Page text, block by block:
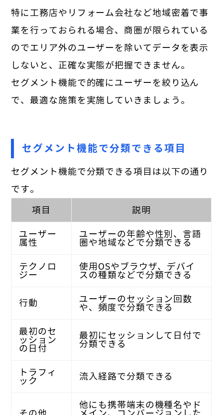
特に工務店やリフォーム会社など地域密着で事
業を行っておられる場合、商圏が限られている
のでエリア外のユーザーを除いてデータを表示
しないと、正確な実態が把握できません。
セグメント機能で的確にユーザーを絞り込ん
で、最適な施策を実施していきましょう。
セグメント機能で分類できる項目
セグメント機能で分類できる項目は以下の通り
です。
項目
説明
ユーザー
属性
ユーザーの年齢や性別、言語
圏や地域などで分類できる
テクノロ
ジー
使用OSやブラウザ、デバイ
スの種類などで分類できる
行動 ユーザーのセッション回数
や、頻度で分類できる
最初のセ
ッション
の日付
最初にセッションして日付で
分類できる
トラフィ
ック 流入経路で分類できる
他にも携帯端末の機種名やド